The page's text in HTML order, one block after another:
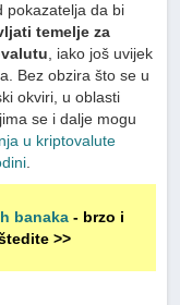
pokazatelja da bi
temelje za
, iako još uvijek
Bez obzira što se u
okviri, u oblasti
se i dalje mogu
u kriptovalute
banaka- brzo i
>>